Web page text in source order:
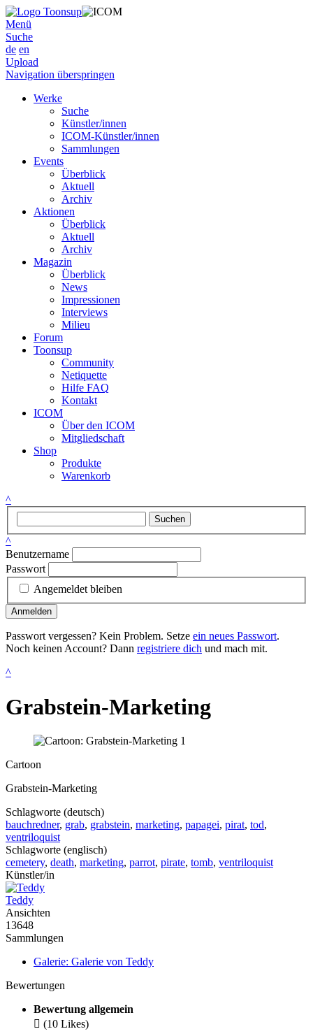
Menü
Suche
de en
Upload
Navigation überspringen
Werke
Suche
Künstler/innen
ICOM-Künstler/innen
Sammlungen
Events
Überblick
Aktuell
Archiv
Aktionen
Überblick
Aktuell
Archiv
Magazin
Überblick
News
Impressionen
Interviews
Milieu
Forum
Toonsup
Community
Netiquette
Hilfe FAQ
Kontakt
ICOM
Über den ICOM
Mitgliedschaft
Shop
Produkte
Warenkorb
^
Suchen
^
Benutzername
Passwort
Angemeldet bleiben
Anmelden
Passwort vergessen? Kein Problem. Setze ein neues Passwort.
Noch keinen Account? Dann registriere dich und mach mit.
^
Grabstein-Marketing
Cartoon
Grabstein-Marketing
Schlagworte (deutsch)
bauchredner, grab, grabstein, marketing, papagei, pirat, tod,
ventriloquist
Schlagworte (englisch)
cemetery, death, marketing, parrot, pirate, tomb, ventriloquist
Künstler/in
Teddy
Ansichten
13648
Sammlungen
Galerie: Galerie von Teddy
Bewertungen
Bewertung allgemein
 (10 Likes)